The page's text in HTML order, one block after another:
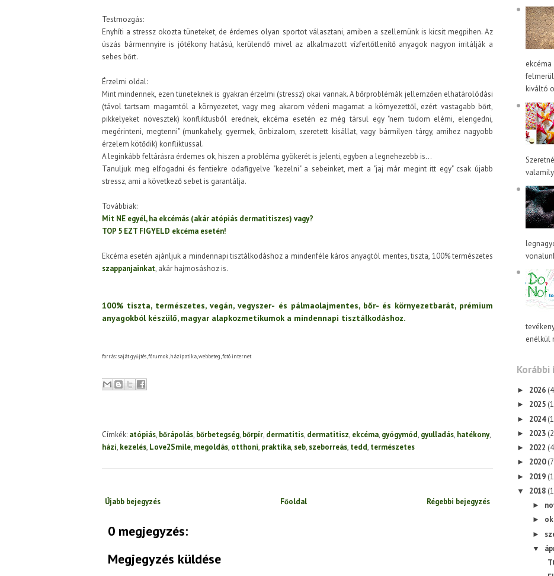
Testmozgás:
Enyhíti a stressz okozta tüneteket, de érdemes olyan sportot választani, amiben a szellemünk is kicsit megpihen. Az
úszás bármennyire is jótékony hatású, kerülendő mivel az alkalmazott vízfertőtlenítő anyagok nagyon irritálják a
sebes bőrt.
Érzelmi oldal:
Mint mindennek, ezen tüneteknek is gyakran érzelmi (stressz) okai vannak. A bőrproblémák jellemzően elhatárolódási
(távol tartsam magamtól a környezetet, vagy meg akarom védeni magamat a környezettől, ezért vastagabb bőrt,
pikkelyeket növesztek) konfliktusból erednek, ekcéma esetén ez még társul egy "nem tudom elérni, elengedni,
megérinteni, megtenni" (munkahely, gyermek, önbizalom, szeretett kisállat, vagy bármilyen tárgy, amihez nagyobb
érzelem kötődik) konfliktussal.
A leginkább feltárásra érdemes ok, hiszen a probléma gyökerét is jelenti, egyben a legnehezebb is...
Tanuljuk meg elfogadni és fentiekre odafigyelve "kezelni" a sebeinket, mert a "jaj már megint itt egy" csak újabb
stressz, ami a következő sebet is garantálja.
Továbbiak:
Mit NE egyél, ha ekcémás (akár atópiás dermatitiszes) vagy?
TOP 5 EZT FIGYELD ekcéma esetén!
Ekcéma esetén ajánljuk a mindennapi tisztálkodáshoz a mindenféle káros anyagtól mentes, tiszta, 100% természetes
szappanjainkat, akár hajmosáshoz is.
100% tiszta, természetes, vegán, vegyszer- és pálmaolajmentes, bőr- és környezetbarát, prémium
anyagokból készülő, magyar alapkozmetikumok a mindennapi tisztálkodáshoz.
forrás: saját gyűjtés, fórumok, házipatika, webbeteg, fotó internet
Címkék: atópiás, bőrápolás, bőrbetegség, bőrpír, dermatitis, dermatitisz, ekcéma, gyógymód, gyulladás, hatékony,
házi, kezelés, Love2Smile, megoldás, otthoni, praktika, seb, szeborreás, tedd, természetes
Újabb bejegyzés Régebbi bejegyzés
Főoldal
0 megjegyzés:
Megjegyzés küldése
ekcéma
kiváltó
enélkül
Korábbi
► 2026
► 2025
► 2024
► 2023
► 2022
► 2020
► 2019
▼ 2018
►
►
►
▼